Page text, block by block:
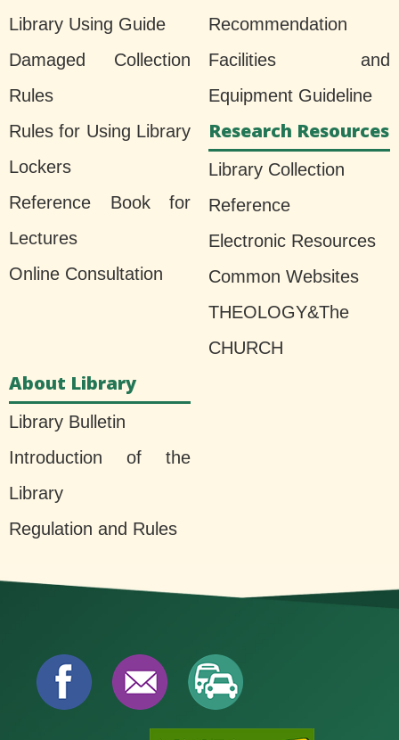
Library Using Guide
Damaged Collection
Rules
Rules for Using Library
Lockers
Reference Book for
Lectures
Online Consultation
Recommendation
Facilities and
Equipment Guideline
Research Resources
Library Collection
Reference
Electronic Resources
Common Websites
THEOLOGY&The
CHURCH
About Library
Library Bulletin
Introduction of the
Library
Regulation and Rules